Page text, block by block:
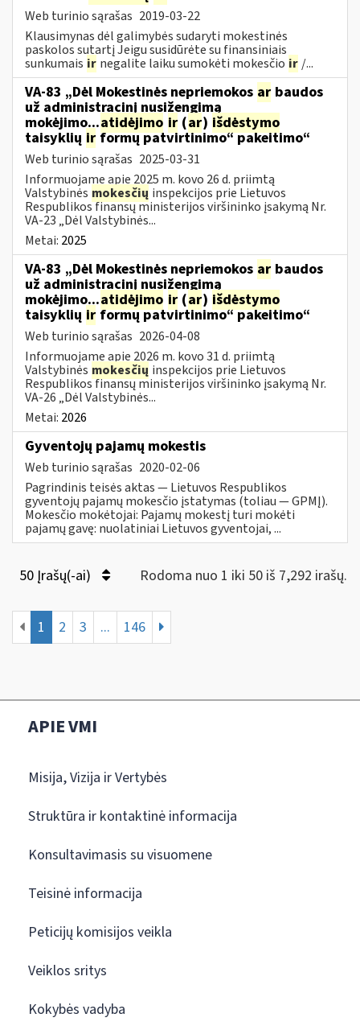
Web turinio sąrašas 2019-03-22
Klausimynas dėl galimybės sudaryti mokestinės
paskolos sutartį Jeigu susidūrėte su finansiniais
sunkumais ir negalite laiku sumokėti mokesčio ir /...
VA-83 „Dėl Mokestinės nepriemokos ar baudos
už administracinį nusižengimą
mokėjimo...atidėjimo ir (ar) išdėstymo
taisyklių ir formų patvirtinimo“ pakeitimo“
Web turinio sąrašas 2025-03-31
Informuojame apie 2025 m. kovo 26 d. priimtą
Valstybinės mokesčių inspekcijos prie Lietuvos
Respublikos finansų ministerijos viršininko įsakymą Nr.
VA-23 „Dėl Valstybinės...
Metai: 2025
VA-83 „Dėl Mokestinės nepriemokos ar baudos
už administracinį nusižengimą
mokėjimo...atidėjimo ir (ar) išdėstymo
taisyklių ir formų patvirtinimo“ pakeitimo“
Web turinio sąrašas 2026-04-08
Informuojame apie 2026 m. kovo 31 d. priimtą
Valstybinės mokesčių inspekcijos prie Lietuvos
Respublikos finansų ministerijos viršininko įsakymą Nr.
VA-26 „Dėl Valstybinės...
Metai: 2026
Gyventojų pajamų mokestis
Web turinio sąrašas 2020-02-06
Pagrindinis teisės aktas — Lietuvos Respublikos
gyventojų pajamų mokesčio įstatymas (toliau — GPMĮ).
Mokesčio mokėtojai: Pajamų mokestį turi mokėti
pajamų gavę: nuolatiniai Lietuvos gyventojai, ...
50 Įrašų(-ai) Rodoma nuo 1 iki 50 iš 7,292 irašų.
1 2 3 ... 146
APIE VMI
Misija, Vizija ir Vertybės
Struktūra ir kontaktinė informacija
Konsultavimasis su visuomene
Teisinė informacija
Peticijų komisijos veikla
Veiklos sritys
Kokybės vadyba